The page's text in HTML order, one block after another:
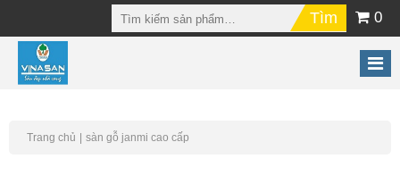
0
Trang chủ sàn gỗ janmi cao cấp